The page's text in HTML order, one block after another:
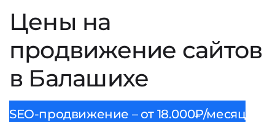
Цены на
продвижение сайтов
в Балашихе
SEO-продвижение – от 18.000₽/месяц